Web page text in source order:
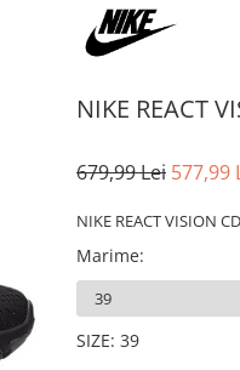
NIKE REACT
679,99 Lei 577,99
NIKE REACT VISION
Marime:
SIZE: 39